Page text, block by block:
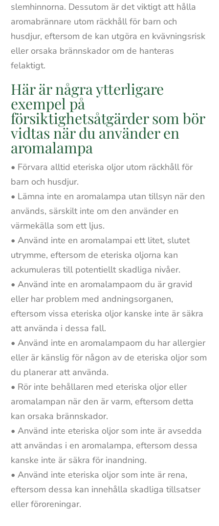
slemhinnorna. Dessutom är det viktigt att hålla
aromabrännare utom räckhåll för barn och
husdjur, eftersom de kan utgöra en kvävningsrisk
eller orsaka brännskador om de hanteras
felaktigt.
Här är några ytterligare
exempel på
försiktighetsåtgärder som bör
vidtas när du använder en
aromalampa
• Förvara alltid eteriska oljor utom räckhåll för
barn och husdjur.
• Lämna inte en aromalampa utan tillsyn när den
används, särskilt inte om den använder en
värmekälla som ett ljus.
• Använd inte en aromalampai ett litet, slutet
utrymme, eftersom de eteriska oljorna kan
ackumuleras till potentiellt skadliga nivåer.
• Använd inte en aromalampaom du är gravid
eller har problem med andningsorganen,
eftersom vissa eteriska oljor kanske inte är säkra
att använda i dessa fall.
• Använd inte en aromalampaom du har allergier
eller är känslig för någon av de eteriska oljor som
du planerar att använda.
• Rör inte behållaren med eteriska oljor eller
aromalampan när den är varm, eftersom detta
kan orsaka brännskador.
• Använd inte eteriska oljor som inte är avsedda
att användas i en aromalampa, eftersom dessa
kanske inte är säkra för inandning.
• Använd inte eteriska oljor som inte är rena,
eftersom dessa kan innehålla skadliga tillsatser
eller föroreningar.